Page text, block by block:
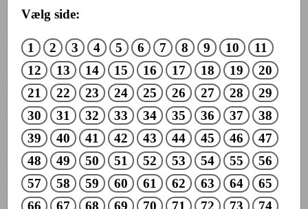
Vælg side:
1 2 3 4 5 6 7 8 9 10
11
12
13 14 15 16 17 18 19
20
21
22 23 24 25 26 27 28
29
30
31 32 33 34 35 36 37
38
39
40 41 42 43 44 45 46
47
48
49 50 51 52 53 54 55
56
57
58 59 60 61 62 63 64
65
66
67 68 69 70 71 72 73
74